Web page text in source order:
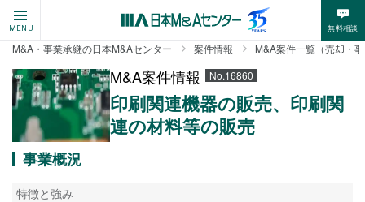
MENU 無料相談
M&A・事業承継の日本M&Aセンター 案件情報 M&A案件一覧（売却・
M&A案件情報 No.16860
印刷関連機器の販売、印刷関
連の材料等の販売
事業概況
特徴と強み